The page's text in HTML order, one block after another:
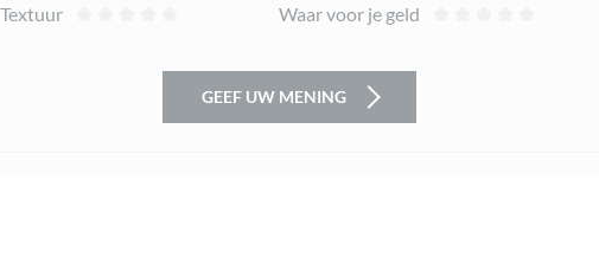
Textuur Waar voor je geld
GEEF UW MENING